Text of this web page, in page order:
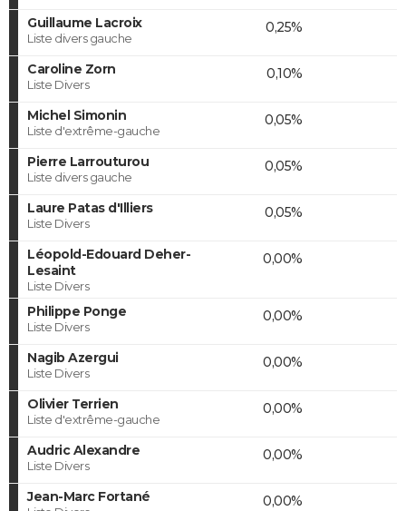
Guillaume Lacroix
Liste divers gauche
0,25%
Caroline Zorn
Liste Divers
0,10%
Michel Simonin
Liste d'extrême-gauche
0,05%
Pierre Larrouturou
Liste divers gauche
0,05%
Laure Patas d'Illiers
Liste Divers
0,05%
Léopold-Edouard Deher-
Lesaint
Liste Divers
0,00%
Philippe Ponge
Liste Divers
0,00%
Nagib Azergui
Liste Divers
0,00%
Olivier Terrien
Liste d'extrême-gauche
0,00%
Audric Alexandre
Liste Divers
0,00%
Jean-Marc Fortané 0,00%